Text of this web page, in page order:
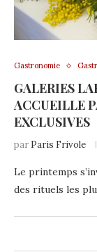
Gastronomie
GALERIES
ACCUEILLE
EXCLUSIVES
par Paris Frivole
Le printemps
des rituels les